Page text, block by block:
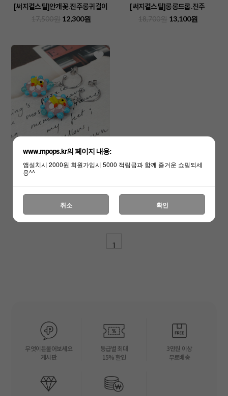
[써지컬스틸]안개꽃.진주롱귀걸이
17,500원 12,300원
[써지컬스틸]롱롱드롭.진주
18,700원 13,100원
써지컬스틸 a duckling.E
Sold Out
1
무엇이든물어보세요
게시판
등급별 최대
15% 할인
3만원 이상
무료배송
www.mpops.kr의 페이지 내용:
앱설치시 2000원 회원가입시 5000 적립금과 함께 즐거운 쇼핑되세
용^^
취소 확인